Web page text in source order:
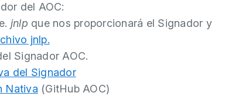
del AOC:
jnlp que nos proporcionará el Signador y
jnlp.
Signador AOC.
del Signador
Nativa (GitHub AOC)